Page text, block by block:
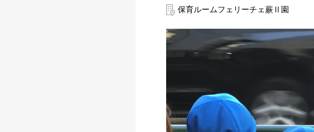
保育ルームフェリーチェ蕨Ⅱ園